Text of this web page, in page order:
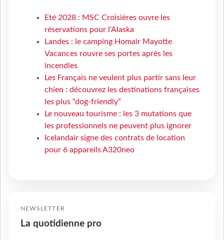
Eté 2028 : MSC Croisières ouvre les
réservations pour l'Alaska
Landes : le camping Homair Mayotte
Vacances rouvre ses portes après les
incendies
Les Français ne veulent plus partir sans leur
chien : découvrez les destinations françaises
les plus “dog-friendly”
Le nouveau tourisme : les 3 mutations que
les professionnels ne peuvent plus ignorer
Icelandair signe des contrats de location
pour 6 appareils A320neo
NEWSLETTER
La quotidienne pro